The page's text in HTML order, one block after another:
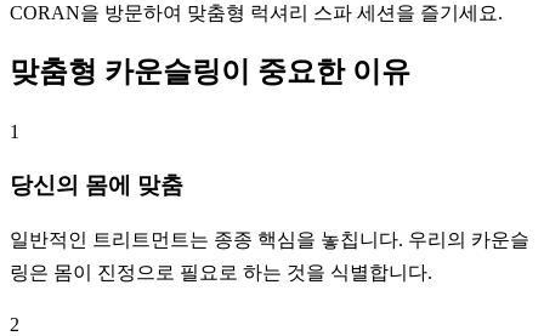
CORAN을 방문하여 맞춤형 럭셔리 스파 세션을 즐기세요.
맞춤형 카운슬링이 중요한 이유
1
당신의 몸에 맞춤
일반적인 트리트먼트는 종종 핵심을 놓칩니다. 우리의 카운슬
링은 몸이 진정으로 필요로 하는 것을 식별합니다.
2